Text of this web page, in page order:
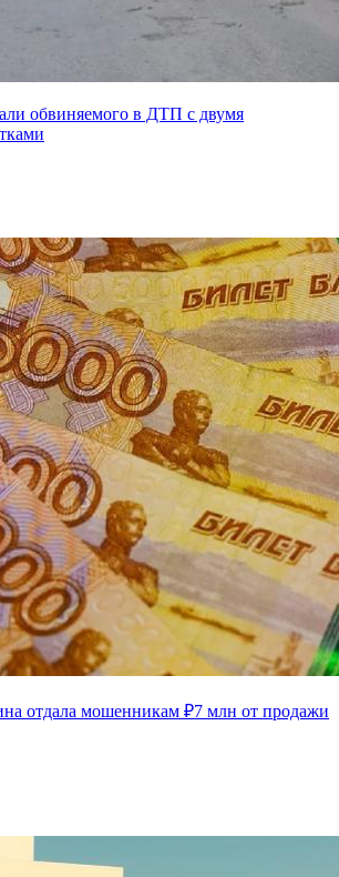
обвиняемого в ДТП с двумя
отдала мошенникам ₽7 млн от продажи